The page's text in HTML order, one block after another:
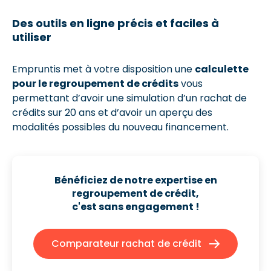
Des outils en ligne précis et faciles à
utiliser
Empruntis met à votre disposition une calculette
pour le regroupement de créditsvous
permettant d’avoir une simulation d’un rachat de
crédits sur 20 ans et d’avoir un aperçu des
modalités possibles du nouveau financement.
Bénéficiez de notre expertise en
regroupement de crédit,
c'est sans engagement !
Comparateur rachat de crédit